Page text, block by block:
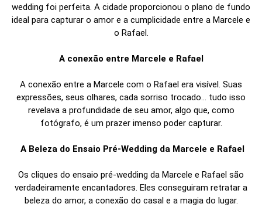
wedding foi perfeita. A cidade proporcionou o plano de fundo
ideal para capturar o amor e a cumplicidade entre a Marcele e
o Rafael.
A conexão entre Marcele e Rafael
A conexão entre a Marcele com o Rafael era visível. Suas
expressões, seus olhares, cada sorriso trocado... tudo isso
revelava a profundidade de seu amor, algo que, como
fotógrafo, é um prazer imenso poder capturar.
A Beleza do Ensaio Pré-Wedding da Marcele e Rafael
Os cliques do ensaio pré-wedding da Marcele e Rafael são
verdadeiramente encantadores. Eles conseguiram retratar a
beleza do amor, a conexão do casal e a magia do lugar.